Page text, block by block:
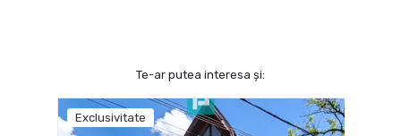
Te-ar putea interesa și:
Exclusivitate